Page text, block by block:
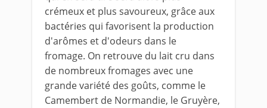
crémeux et plus savoureux, grâce aux
bactéries qui favorisent la production
d'arômes et d'odeurs dans le
fromage. On retrouve du lait cru dans
de nombreux fromages avec une
grande variété des goûts, comme le
Camembert de Normandie, le Gruyère,